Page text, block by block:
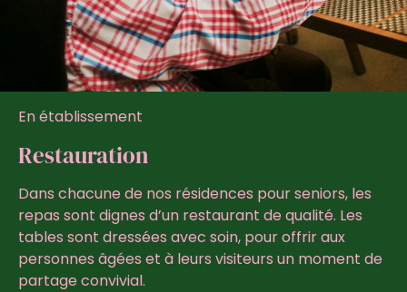
En établissement
Restauration
Dans chacune de nos résidences pour seniors, les
repas sont dignes d’un restaurant de qualité. Les
tables sont dressées avec soin, pour offrir aux
personnes âgées et à leurs visiteurs un moment de
partage convivial.